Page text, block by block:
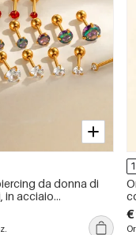
da donna di
in acciaio
oro, impermeabili,
geometrica